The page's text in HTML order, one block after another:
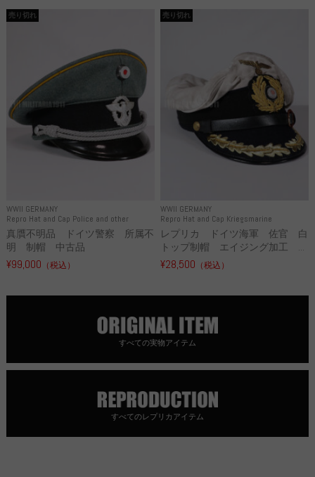
WWII GERMANY
Repro Hat and Cap Police and other
売り切れ
真贋不明品 ドイツ警察 所属不
明 制帽 中古品
¥99,000 （税込）
WWII GERMANY
Repro Hat and Cap Kriegsmarine
売り切れ
レプリカ ドイツ海軍 佐官 白
トップ制帽 エイジング加工 ...
¥28,500 （税込）
すべての実物アイテム
すべてのレプリカアイテム